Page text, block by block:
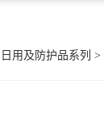
日用及防护品系列 >